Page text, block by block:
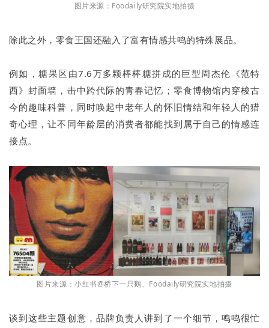
图片来源：Foodaily研究院实地拍摄
除此之外，零食王国还融入了富有情感共鸣的特殊展品。
例如，糖果区由7.6万多颗棒棒糖拼成的巨型周杰伦《范特
西》封面墙，击中跨代际的青春记忆；零食博物馆内穿梭古
今的趣味科普，同时唤起中老年人的怀旧情结和年轻人的猎
奇心理，让不同年龄层的消费者都能找到属于自己的情感连
接点。
图片来源：小红书@桥下一只鹅、Foodaily研究院实地拍摄
谈到这些主题创意，品牌负责人讲到了一个细节，鸣鸣很忙